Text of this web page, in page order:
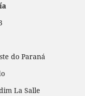
do Paraná
La Salle